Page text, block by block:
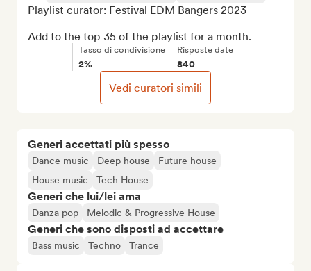
Generi accettati più spesso
Dance music Deep house
Future house
House music
Tech House
Generi che lui/lei ama
Danza pop Melodic & Progressive House
Generi che sono disposti ad accettare
Bass music Techno Trance
Playlist curator: Festival EDM Bangers 2023
Add to the top 35 of the playlist for a month.
Tasso di condivisione
2%
Risposte date
840
Vedi curatori simili